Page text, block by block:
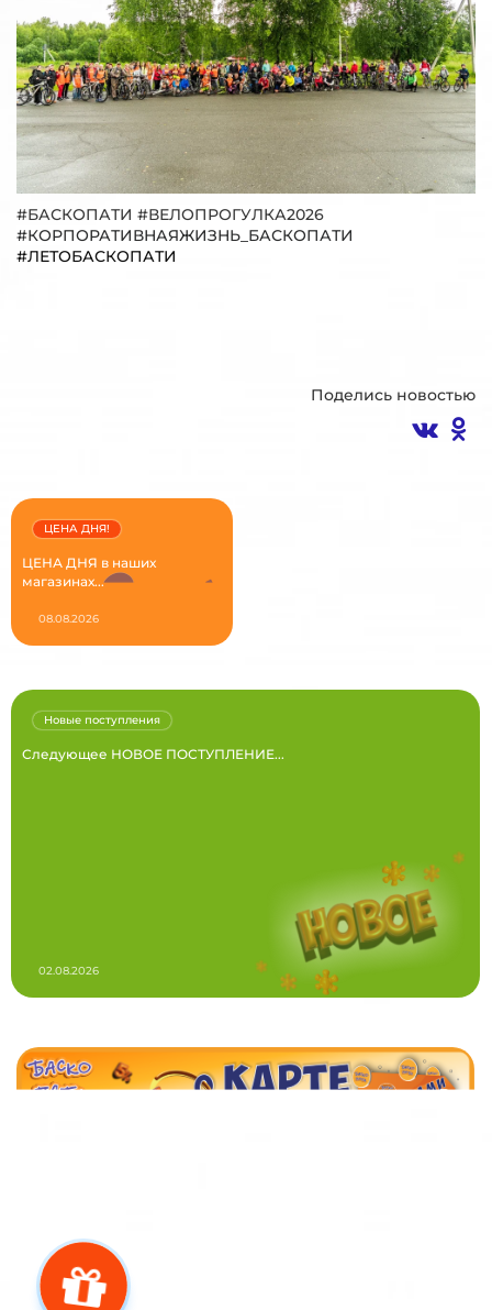
#БАСКОПАТИ #ВЕЛОПРОГУЛКА2026
#КОРПОРАТИВНАЯЖИЗНЬ_БАСКОПАТИ
#ЛЕТОБАСКОПАТИ
Поделись новостью
ЦЕНА ДНЯ в наших
магазинах...
ЦЕНА ДНЯ!
08.08.2026
Следующее НОВОЕ ПОСТУПЛЕНИЕ...
Новые поступления
02.08.2026